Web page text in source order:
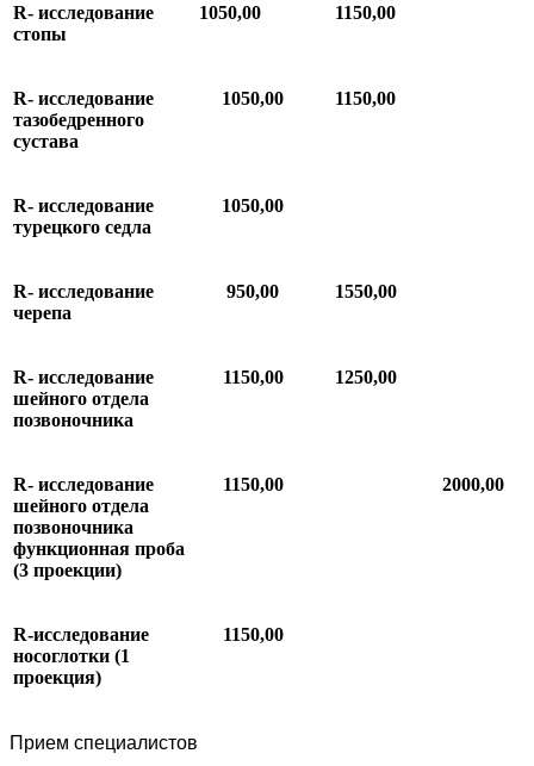
R- исследование
стопы
1050,00 1150,00
R- исследование
тазобедренного
сустава
1050,00 1150,00
R- исследование
турецкого седла
1050,00
R- исследование
черепа
950,00 1550,00
R- исследование
шейного отдела
позвоночника
1150,00 1250,00
R- исследование
шейного отдела
позвоночника
функционная проба
(3 проекции)
1150,00 2000,00
R-исследование
носоглотки (1
проекция)
1150,00
Прием специалистов